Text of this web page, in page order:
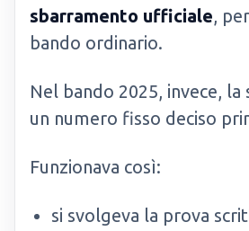
sbarramento ufficiale,
bando ordinario.
Nel bando 2025, invece, la
un numero fisso deciso
Funzionava così:
si svolgeva la prova